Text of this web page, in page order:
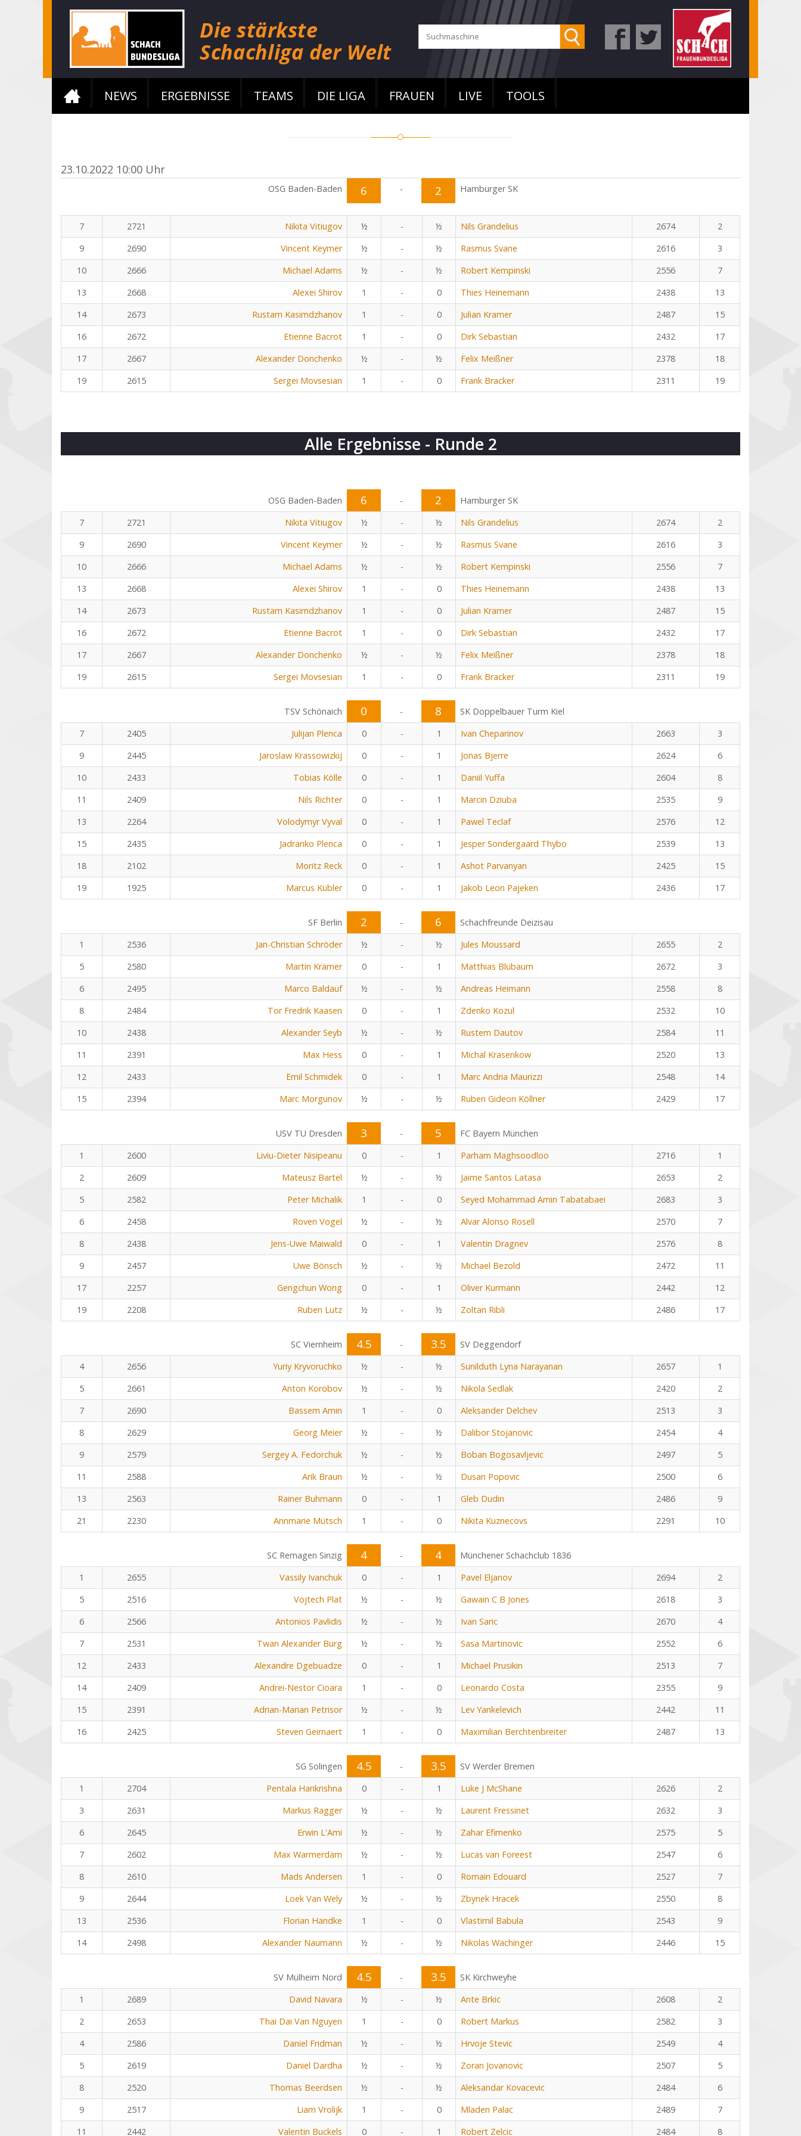
NEWS ERGEBNISSE TEAMS DIE LIGA FRAUEN LIVE TOOLS
23.10.2022 10:00 Uhr
OSG Baden-Baden 6 - 2 Hamburger SK
7 2721 Nikita Vitiugov ½ - ½ Nils Grandelius 2674
2
9
2690 Vincent Keymer ½ - ½ Rasmus Svane 2616
3
10
2666 Michael Adams ½ - ½ Robert Kempinski 2556
7
13
2668 Alexei Shirov 1 - 0 Thies Heinemann 2438
13
14
2673 Rustam Kasimdzhanov 1 - 0 Julian Kramer 2487
15
16
2672 Etienne Bacrot 1 - 0 Dirk Sebastian 2432
17
17
2667 Alexander Donchenko ½ - ½ Felix Meißner 2378
18
19
2615 Sergei Movsesian 1 - 0 Frank Bracker 2311 19
Alle Ergebnisse - Runde 2
OSG Baden-Baden 6 - 2
Hamburger SK
7
2721 Nikita Vitiugov ½ - ½ Nils Grandelius 2674
2
9
2690 Vincent Keymer ½ - ½ Rasmus Svane 2616
3
10
2666 Michael Adams ½ - ½ Robert Kempinski 2556
7
13
2668 Alexei Shirov 1 - 0 Thies Heinemann 2438
13
14
2673 Rustam Kasimdzhanov 1 - 0 Julian Kramer 2487
15
16
2672 Etienne Bacrot 1 - 0 Dirk Sebastian 2432
17
17
2667 Alexander Donchenko ½ - ½ Felix Meißner 2378
18
19
2615 Sergei Movsesian 1 - 0 Frank Bracker 2311 19
TSV Schönaich 0 - 8
SK Doppelbauer Turm Kiel
7
2405 Julijan Plenca 0 - 1 Ivan Cheparinov 2663
3
9
2445 Jaroslaw Krassowizkij 0 - 1 Jonas Bjerre 2624
6
10
2433 Tobias Kölle 0 - 1 Daniil Yuffa 2604
8
11
2409 Nils Richter 0 - 1 Marcin Dziuba 2535
9
13
2264 Volodymyr Vyval 0 - 1 Pawel Teclaf 2576
12
15
2435 Jadranko Plenca 0 - 1 Jesper Sondergaard Thybo 2539
13
18
2102 Moritz Reck 0 - 1 Ashot Parvanyan 2425
15
19
1925 Marcus Kübler 0 - 1 Jakob Leon Pajeken 2436 17
SF Berlin 2 - 6
Schachfreunde Deizisau
1
2536 Jan-Christian Schröder ½ - ½ Jules Moussard 2655
2
5
2580 Martin Krämer 0 - 1 Matthias Blübaum 2672
3
6
2495 Marco Baldauf ½ - ½ Andreas Heimann 2558
8
8
2484 Tor Fredrik Kaasen 0 - 1 Zdenko Kozul 2532
10
10
2438 Alexander Seyb ½ - ½ Rustem Dautov 2584
11
11
2391 Max Hess 0 - 1 Michal Krasenkow 2520
13
12
2433 Emil Schmidek 0 - 1 Marc Andria Maurizzi 2548
14
15
2394 Marc Morgunov ½ - ½ Ruben Gideon Köllner 2429 17
USV TU Dresden 3 - 5
FC Bayern München
1
2600 Liviu-Dieter Nisipeanu 0 - 1 Parham Maghsoodloo 2716
1
2
2609 Mateusz Bartel ½ - ½ Jaime Santos Latasa 2653
2
5
2582 Peter Michalik 1 - 0 Seyed Mohammad Amin Tabatabaei 2683
3
6
2458 Roven Vogel ½ - ½ Alvar Alonso Rosell 2570
7
8
2438 Jens-Uwe Maiwald 0 - 1 Valentin Dragnev 2576
8
9
2457 Uwe Bönsch ½ - ½ Michael Bezold 2472
11
17
2257 Gengchun Wong 0 - 1 Oliver Kurmann 2442
12
19
2208 Ruben Lutz ½ - ½ Zoltan Ribli 2486 17
SC Viernheim 4.5 - 3.5
SV Deggendorf
4
2656 Yuriy Kryvoruchko ½ - ½ Sunilduth Lyna Narayanan 2657
1
5
2661 Anton Korobov ½ - ½ Nikola Sedlak 2420
2
7
2690 Bassem Amin 1 - 0 Aleksander Delchev 2513
3
8
2629 Georg Meier ½ - ½ Dalibor Stojanovic 2454
4
9
2579 Sergey A. Fedorchuk ½ - ½ Boban Bogosavljevic 2497
5
11
2588 Arik Braun ½ - ½ Dusan Popovic 2500
6
13
2563 Rainer Buhmann 0 - 1 Gleb Dudin 2486
9
21
2230 Annmarie Mütsch 1 - 0 Nikita Kuznecovs 2291 10
SC Remagen Sinzig 4 - 4
Münchener Schachclub 1836
1
2655 Vassily Ivanchuk 0 - 1 Pavel Eljanov 2694
2
5
2516 Vojtech Plat ½ - ½ Gawain C B Jones 2618
3
6
2566 Antonios Pavlidis ½ - ½ Ivan Saric 2670
4
7
2531 Twan Alexander Burg ½ - ½ Sasa Martinovic 2552
6
12
2433 Alexandre Dgebuadze 0 - 1 Michael Prusikin 2513
7
14
2409 Andrei-Nestor Cioara 1 - 0 Leonardo Costa 2355
9
15
2391 Adrian-Marian Petrisor ½ - ½ Lev Yankelevich 2442
11
16
2425 Steven Geirnaert 1 - 0 Maximilian Berchtenbreiter 2487 13
SG Solingen 4.5 - 3.5
SV Werder Bremen
1
2704 Pentala Harikrishna 0 - 1 Luke J McShane 2626
2
3
2631 Markus Ragger ½ - ½ Laurent Fressinet 2632
3
6
2645 Erwin L'Ami ½ - ½ Zahar Efimenko 2575
5
7
2602 Max Warmerdam ½ - ½ Lucas van Foreest 2547
6
8
2610 Mads Andersen 1 - 0 Romain Edouard 2527
7
9
2644 Loek Van Wely ½ - ½ Zbynek Hracek 2550
8
13
2536 Florian Handke 1 - 0 Vlastimil Babula 2543
9
14
2498 Alexander Naumann ½ - ½ Nikolas Wachinger 2446 15
SV Mülheim Nord 4.5 - 3.5
SK Kirchweyhe
1
2689 David Navara ½ - ½ Ante Brkic 2608
2
2
2653 Thai Dai Van Nguyen 1 - 0 Robert Markus 2582
3
4
2586 Daniel Fridman ½ - ½ Hrvoje Stevic 2549
4
5
2619 Daniel Dardha ½ - ½ Zoran Jovanovic 2507
5
8
2520 Thomas Beerdsen ½ - ½ Aleksandar Kovacevic 2484
6
9
2517 Liam Vrolijk 1 - 0 Mladen Palac 2489
7
11
2442 Valentin Buckels 0 - 1 Robert Zelcic 2484 8